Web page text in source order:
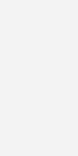
dem ERE
von uns